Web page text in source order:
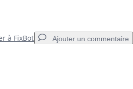
à FixBot Ajouter un commentaire